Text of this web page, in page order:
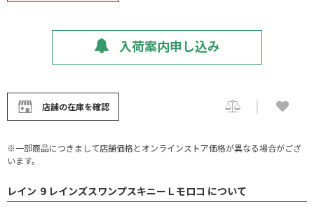
入荷案内申し込み
店舗の在庫を確認
※一部商品につきまして店舗価格とオンラインストア価格が異なる場合がござ
います。
レイン ９レインズスワンプスキニーＬモロコ について